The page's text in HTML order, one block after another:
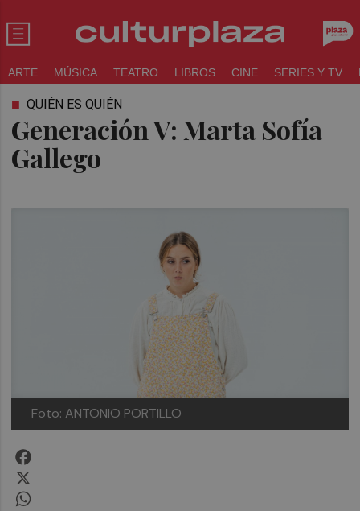
ARTE MÚSICA TEATRO LIBROS CINE SERIES Y TV
Generación V: Marta Sofía
Gallego
QUIÉN ES QUIÉN
Foto: ANTONIO PORTILLO